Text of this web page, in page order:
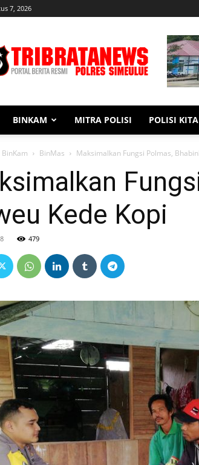
7, 2026
Simeulue
BINKAM MITRA POLISI POLISI KITA
BinKam BinMas Maksimalkan Fungsi Polmas,
Kede Kopi
479